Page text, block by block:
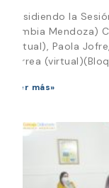
Presidiendo la
Cambia Mendoza)
(virtual), Paola
Correa
Leer más»